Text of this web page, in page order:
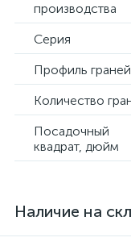
производства
Серия
Профиль граней
Количество
Посадочный
квадрат, дюйм
Наличие на